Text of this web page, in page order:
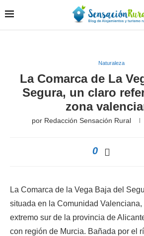
Naturaleza
La Comarca de La
Segura, un claro
zona
por Redacción Sensación Rural
0
La Comarca de la Vega Baja del
situada en la Comunidad Valenciana,
extremo sur de la provincia de
con región de Murcia. Bañada por el